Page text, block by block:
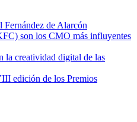
de Alarcón
son los CMO más influyentes
la creatividad digital de las
edición de los Premios